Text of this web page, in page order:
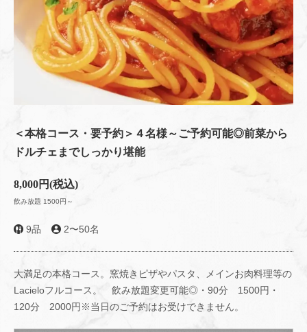
＜本格コース・要予約＞４名様～ご予約可能◎前菜から
ドルチェまでしっかり堪能
8,000円(税込)
飲み放題 1500円～
9品 2〜50名
大満足の本格コース。窯焼きピザやパスタ、メインお肉料理等の
Lacieloフルコース。 飲み放題変更可能◎・90分 1500円・
120分 2000円※当日のご予約はお受けできません。